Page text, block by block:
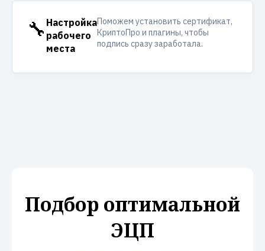
🔧 Настройка
рабочего
места
Поможем установить сертификат,
КриптоПро и плагины, чтобы
подпись сразу заработала.
Подбор оптимальной
ЭЦП